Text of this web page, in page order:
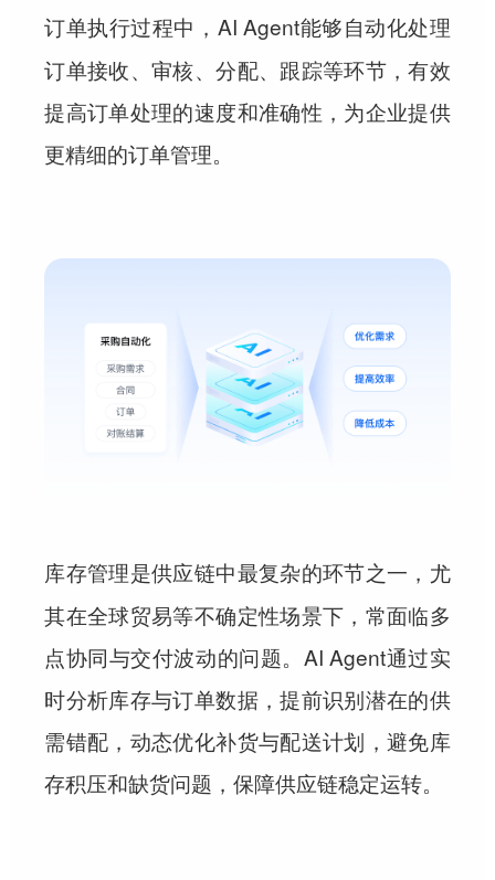
订单执行过程中，AI Agent能够自动化处理
订单接收、审核、分配、跟踪等环节，有效
提高订单处理的速度和准确性，为企业提供
更精细的订单管理。
库存管理是供应链中最复杂的环节之一，尤
其在全球贸易等不确定性场景下，常面临多
点协同与交付波动的问题。AI Agent通过实
时分析库存与订单数据，提前识别潜在的供
需错配，动态优化补货与配送计划，避免库
存积压和缺货问题，保障供应链稳定运转。